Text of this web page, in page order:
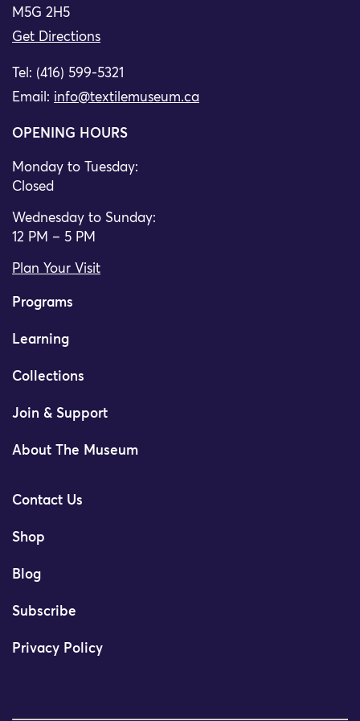
M5G 2H5
Get Directions
Tel: (416) 599-5321
Email: info@textilemuseum.ca
OPENING HOURS
Monday to Tuesday:
Closed
Wednesday to Sunday:
12 PM – 5 PM
Plan Your Visit
Programs
Learning
Collections
Join & Support
About The Museum
Contact Us
Shop
Blog
Subscribe
Privacy Policy